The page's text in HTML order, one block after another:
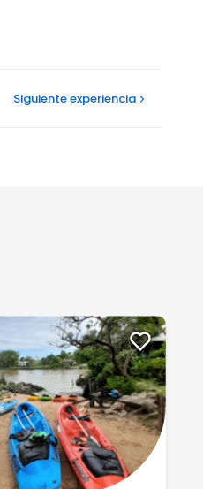
Siguienteexperiencia